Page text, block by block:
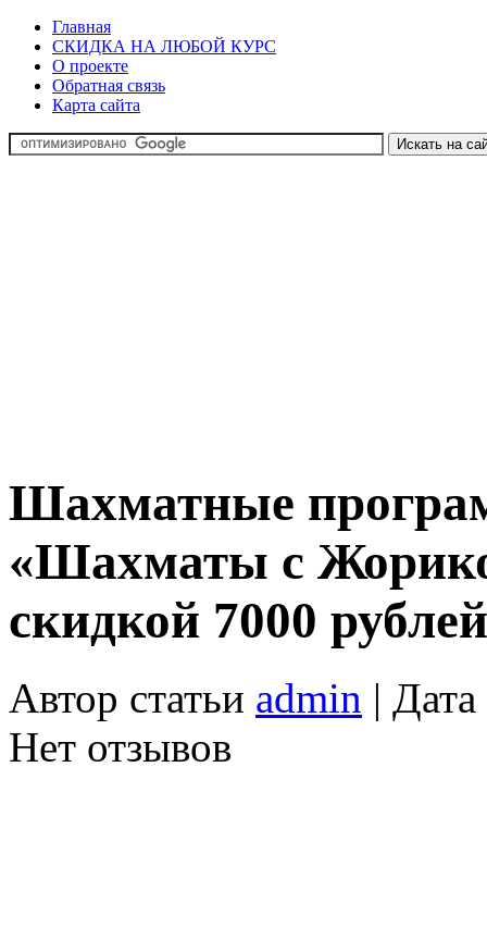
Главная
СКИДКА НА ЛЮБОЙ КУРС
О проекте
Обратная связь
Карта сайта
Шахматные
«Шахматы с
скидкой 7000
Автор статьи admin |
Нет отзывов